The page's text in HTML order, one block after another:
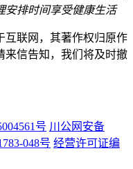
安排时间享受健康生活
互联网，其著作权归原作
来信告知，我们将及时撤
号 川公网安备
048号 经营许可证编